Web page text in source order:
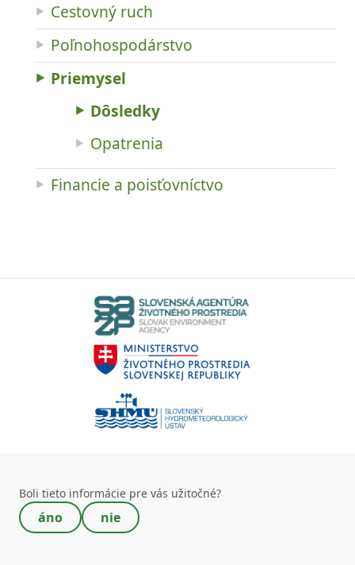
Cestovný ruch
Poľnohospodárstvo
Priemysel
Dôsledky
Opatrenia
Financie a poisťovníctvo
Boli tieto informácie pre vás užitočné?
áno nie
Toto pole nevypĺňajte!